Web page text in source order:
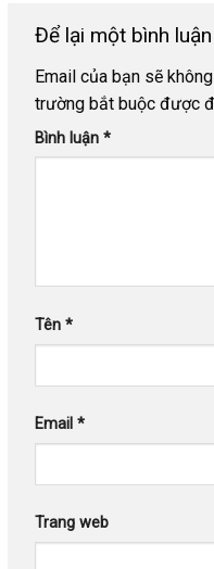
Để lại một bình luận
Email của bạn sẽ
trường bắt buộc được
Bình luận *
Tên *
Email *
Trang web